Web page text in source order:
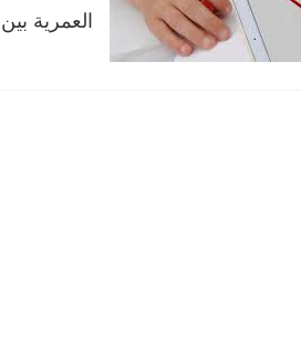
العمرية بين 3 و 6